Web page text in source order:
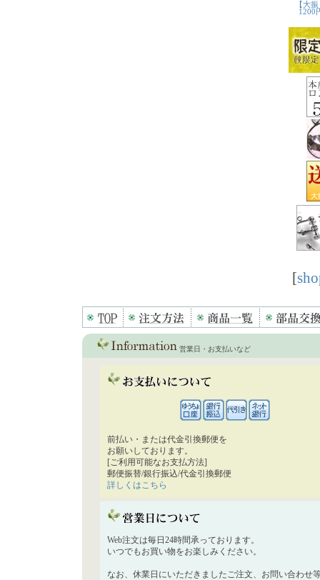
[
営業日・お支払いなど
前払い・または代金引換郵便を
お願いしております。
[ご利用可能なお支払方法]
郵便振替/銀行振込/代金引換郵便
詳しくはこちら
Web注文は毎日24時間承っております。
いつでもお買い物をお楽しみください。
なお、休業日にいただきましたご注文、お問い合わせ